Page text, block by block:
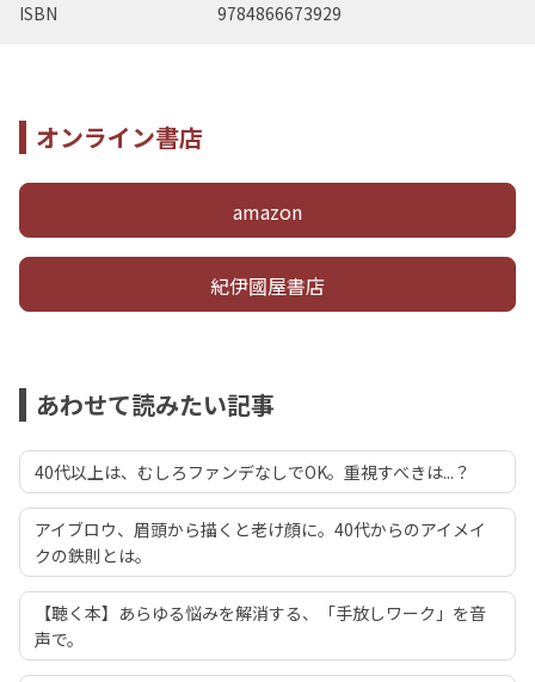
ISBN
9784866673929
オンライン書店
amazon
紀伊國屋書店
あわせて読みたい記事
40代以上は、むしろファンデなしでOK。重視すべきは...？
アイブロウ、眉頭から描くと老け顔に。40代からのアイメイ
クの鉄則とは。
【聴く本】あらゆる悩みを解消する、「手放しワーク」を音
声で。